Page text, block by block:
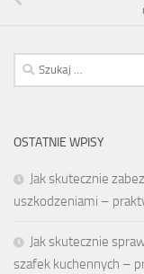
Szukaj:
OSTATNIE WPISY
Jak skutecznie
uszkodzeniami –
Jak skutecznie
szafek kuchennych –